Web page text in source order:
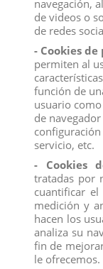
No te quedes sin
favoritos de las
escenas de acción.
Disponible en
según la
Producto no
Descripción
Detalles del
Reviews(0)
No te quedes sin
favoritos de las
escenas de acción.
navegación,
de videos o
de redes
- Cookies
permiten al
función de
usuario
de
servicio, etc.
- Cookies
tratadas por
cuantificar
medición y
hacen los
analiza su
fin de
le ofrecemos.